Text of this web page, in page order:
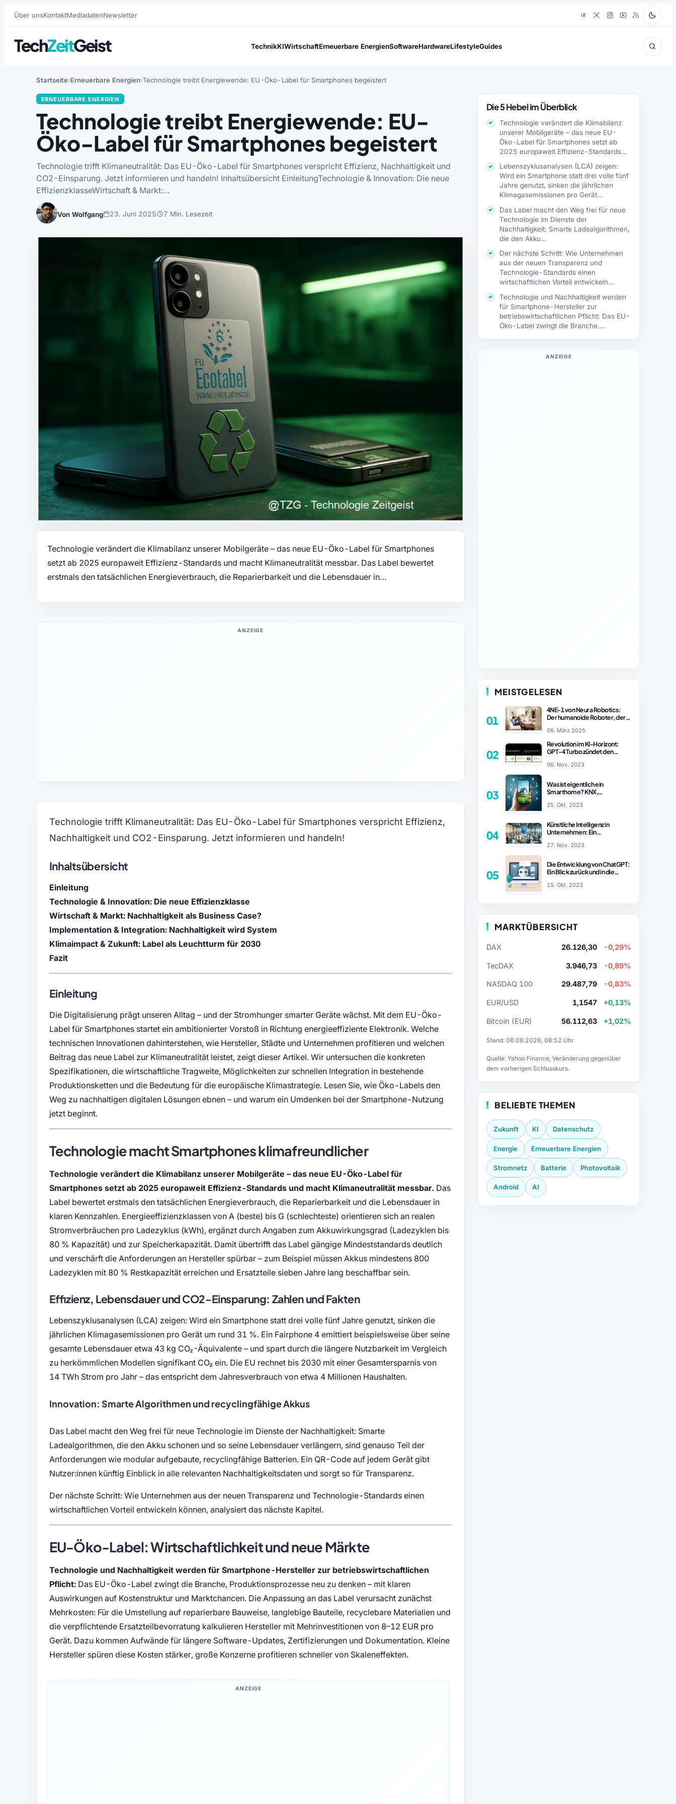
Über unsKontaktMediadatenNewsletter
TechZeitGeist TechnikKIWirtschaftErneuerbare EnergienSoftwareHardwareLifestyleGuides
Startseite Erneuerbare Energien Technologie treibt Energiewende: EU-Öko-Label für Smartphones begeistert
ERNEUERBARE ENERGIEN
Technologie treibt Energiewende: EU-
Öko-Label für Smartphones begeistert
Technologie trifft Klimaneutralität: Das EU-Öko-Label für Smartphones verspricht Effizienz, Nachhaltigkeit und
CO2-Einsparung. Jetzt informieren und handeln! Inhaltsübersicht EinleitungTechnologie & Innovation: Die neue
EffizienzklasseWirtschaft & Markt:…
Von Wolfgang 23. Juni 2025 7 Min. Lesezeit
Technologie verändert die Klimabilanz unserer Mobilgeräte – das neue EU-Öko-Label für Smartphones
setzt ab 2025 europaweit Effizienz-Standards und macht Klimaneutralität messbar. Das Label bewertet
erstmals den tatsächlichen Energieverbrauch, die Reparierbarkeit und die Lebensdauer in…
ANZEIGE
Technologie trifft Klimaneutralität: Das EU-Öko-Label für Smartphones verspricht Effizienz,
Nachhaltigkeit und CO2-Einsparung. Jetzt informieren und handeln!
Inhaltsübersicht
Einleitung
Technologie & Innovation: Die neue Effizienzklasse
Wirtschaft & Markt: Nachhaltigkeit als Business Case?
Implementation & Integration: Nachhaltigkeit wird System
Klimaimpact & Zukunft: Label als Leuchtturm für 2030
Fazit
Einleitung
Die Digitalisierung prägt unseren Alltag – und der Stromhunger smarter Geräte wächst. Mit dem EU-Öko-
Label für Smartphones startet ein ambitionierter Vorstoß in Richtung energieeffiziente Elektronik. Welche
technischen Innovationen dahinterstehen, wie Hersteller, Städte und Unternehmen profitieren und welchen
Beitrag das neue Label zur Klimaneutralität leistet, zeigt dieser Artikel. Wir untersuchen die konkreten
Spezifikationen, die wirtschaftliche Tragweite, Möglichkeiten zur schnellen Integration in bestehende
Produktionsketten und die Bedeutung für die europäische Klimastrategie. Lesen Sie, wie Öko-Labels den
Weg zu nachhaltigen digitalen Lösungen ebnen – und warum ein Umdenken bei der Smartphone-Nutzung
jetzt beginnt.
Technologie macht Smartphones klimafreundlicher
Technologie verändert die Klimabilanz unserer Mobilgeräte – das neue EU-Öko-Label für
Smartphones setzt ab 2025 europaweit Effizienz-Standards und macht Klimaneutralität messbar.Das
Label bewertet erstmals den tatsächlichen Energieverbrauch, die Reparierbarkeit und die Lebensdauer in
klaren Kennzahlen. Energieeffizienzklassen von A (beste) bis G (schlechteste) orientieren sich an realen
Stromverbräuchen pro Ladezyklus (kWh), ergänzt durch Angaben zum Akkuwirkungsgrad (Ladezyklen bis
80 % Kapazität) und zur Speicherkapazität. Damit übertrifft das Label gängige Mindeststandards deutlich
und verschärft die Anforderungen an Hersteller spürbar – zum Beispiel müssen Akkus mindestens 800
Ladezyklen mit 80 % Restkapazität erreichen und Ersatzteile sieben Jahre lang beschaffbar sein.
Effizienz, Lebensdauer und CO2-Einsparung: Zahlen und Fakten
Lebenszyklusanalysen (LCA) zeigen: Wird ein Smartphone statt drei volle fünf Jahre genutzt, sinken die
jährlichen Klimagasemissionen pro Gerät um rund 31 %. Ein Fairphone 4 emittiert beispielsweise über seine
gesamte Lebensdauer etwa 43 kg CO₂-Äquivalente – und spart durch die längere Nutzbarkeit im Vergleich
zu herkömmlichen Modellen signifikant CO₂ ein. Die EU rechnet bis 2030 mit einer Gesamtersparnis von
14 TWh Strom pro Jahr – das entspricht dem Jahresverbrauch von etwa 4 Millionen Haushalten.
Innovation: Smarte Algorithmen und recyclingfähige Akkus
Das Label macht den Weg frei für neue Technologie im Dienste der Nachhaltigkeit: Smarte
Ladealgorithmen, die den Akku schonen und so seine Lebensdauer verlängern, sind genauso Teil der
Anforderungen wie modular aufgebaute, recyclingfähige Batterien. Ein QR-Code auf jedem Gerät gibt
Nutzer:innen künftig Einblick in alle relevanten Nachhaltigkeitsdaten und sorgt so für Transparenz.
Der nächste Schritt: Wie Unternehmen aus der neuen Transparenz und Technologie-Standards einen
wirtschaftlichen Vorteil entwickeln können, analysiert das nächste Kapitel.
EU-Öko-Label: Wirtschaftlichkeit und neue Märkte
Technologie und Nachhaltigkeit werden für Smartphone-Hersteller zur betriebswirtschaftlichen
Pflicht:Das EU-Öko-Label zwingt die Branche, Produktionsprozesse neu zu denken – mit klaren
Auswirkungen auf Kostenstruktur und Marktchancen. Die Anpassung an das Label verursacht zunächst
Mehrkosten: Für die Umstellung auf reparierbare Bauweise, langlebige Bauteile, recyclebare Materialien und
die verpflichtende Ersatzteilbevorratung kalkulieren Hersteller mit Mehrinvestitionen von 8–12 EUR pro
Gerät. Dazu kommen Aufwände für längere Software-Updates, Zertifizierungen und Dokumentation. Kleine
Hersteller spüren diese Kosten stärker, große Konzerne profitieren schneller von Skaleneffekten.
ANZEIGE
Die 5 Hebel im Überblick
Technologie verändert die Klimabilanz
unserer Mobilgeräte – das neue EU-
Öko-Label für Smartphones setzt ab
2025 europaweit Effizienz-Standards
Lebenszyklusanalysen (LCA) zeigen:
Wird ein Smartphone statt drei volle fünf
Jahre genutzt, sinken die jährlichen
Klimagasemissionen pro Gerät…
Das Label macht den Weg frei für neue
Technologie im Dienste der
Nachhaltigkeit: Smarte Ladealgorithmen,
die den Akku…
Der nächste Schritt: Wie Unternehmen
aus der neuen Transparenz und
Technologie-Standards einen
wirtschaftlichen Vorteil entwickeln
Technologie und Nachhaltigkeit werden
für Smartphone-Hersteller zur
betriebswirtschaftlichen Pflicht: Das EU-
Öko-Label zwingt die Branche,
ANZEIGE
MEISTGELESEN
01
4NE-1 von Neura Robotics:
Der humanoide Roboter, der
revolutionieren könnte
06. März 2025
02
Revolution im KI-Horizont:
GPT-4 Turbo zündet den
– ChatGPT Revolution!
06. Nov. 2023
03
Was ist eigentlich ein
Smarthome? KNX,
Vergleich
25. Okt. 2023
04
Künstliche Intelligenz in
Unternehmen: Ein
27. Nov. 2023
05
Die Entwicklung von ChatGPT:
Ein Blick zurück und in die
15. Okt. 2023
MARKTÜBERSICHT
DAX 26.126,30 -0,29%
TecDAX 3.946,73 -0,89%
NASDAQ 100 29.487,79 -0,83%
EUR/USD 1,1547 +0,13%
Bitcoin (EUR) 56.112,63 +1,02%
Stand: 06.08.2026, 08:52 Uhr
Quelle: Yahoo Finance, Veränderung gegenüber
dem vorherigen Schlusskurs.
BELIEBTE THEMEN
Zukunft KI Datenschutz
Energie Erneuerbare Energien
Stromnetz Batterie Photovoltaik
Android AI